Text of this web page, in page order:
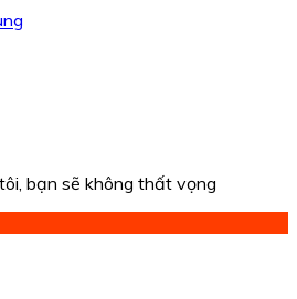
bạn sẽ không thất vọng